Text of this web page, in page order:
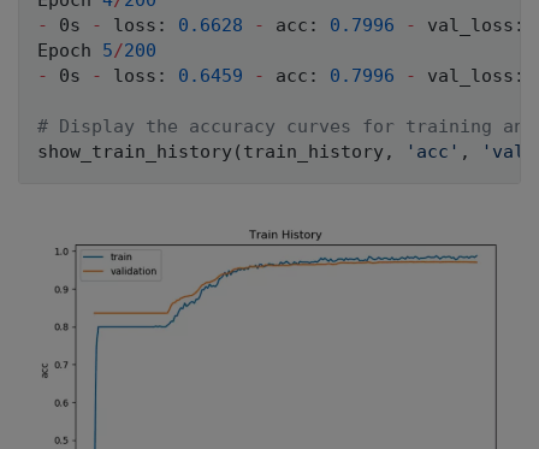
-
0s - loss : 0.6628 - acc : 0.7996 - val_loss :
Epoch 5/200
-
0s - loss : 0.6459 - acc : 0.7996 - val_loss :
# Display the accuracy curves for training
show_train_history( train_history, 'acc' ,